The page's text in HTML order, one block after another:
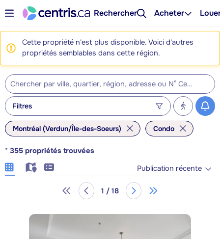
Rechercher Acheter
Cette propriété n'est plus disponible. Voici d'autres
propriétés semblables dans cette région.
Filtres
Montréal (Verdun/Île-des-Soeurs) Condo
* 355 propriétés trouvées
Publication récente
1 / 18